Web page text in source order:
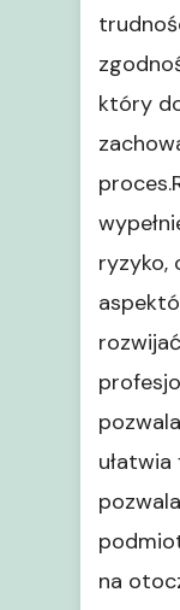
który
ryzyko,
na